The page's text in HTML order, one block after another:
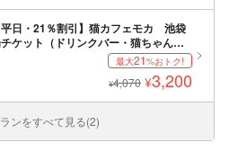
日・21％割引】猫カフェモカ 池袋
ケット（ドリンクバー・猫ちゃん用
最大21%おトク!
¥4,070 ¥3,200
ンをすべて見る(2)